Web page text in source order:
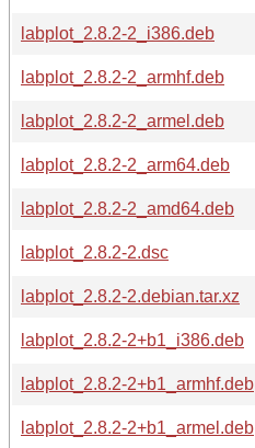
labplot_2.8.2-2_i386.deb
labplot_2.8.2-2_armhf.deb
labplot_2.8.2-2_armel.deb
labplot_2.8.2-2_arm64.deb
labplot_2.8.2-2_amd64.deb
labplot_2.8.2-2.dsc
labplot_2.8.2-2.debian.tar.xz
labplot_2.8.2-2+b1_i386.deb
labplot_2.8.2-2+b1_armhf.deb
labplot_2.8.2-2+b1_armel.deb